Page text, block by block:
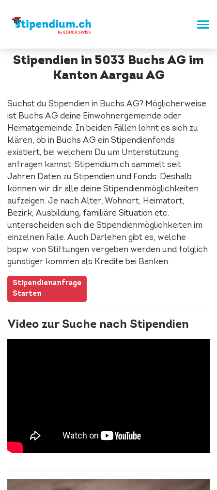
Stipendien in 5033 Buchs AG im
Kanton Aargau AG
Suchst du Stipendien in Buchs AG? Möglicherweise
ist Buchs AG deine Einwohnergemeinde oder
Heimatgemeinde. In beiden Fällen lohnt es sich zu
klären, ob in Buchs AG ein Stipendienfonds
existiert, bei welchem Du um Unterstützung
anfragen kannst. Stipendium.ch sammelt seit
Jahren Daten zu Stipendien und Fonds. Deshalb
können wir dir alle deine Stipendienmöglichkeiten
aufzeigen. Je nach Alter, Wohnort, Heimatort,
Bezirk, Ausbildung, familiäre Situation etc.
unterscheiden sich die Stipendienmöglichkeiten im
einzelnen Falle. Auch Darlehen gibt es, welche
bspw. von Stiftungen vergeben werden und folglich
günstiger kommen als Kredite bei Banken.
Stipendienanfrage
Starten
Video zur Suche nach Stipendien